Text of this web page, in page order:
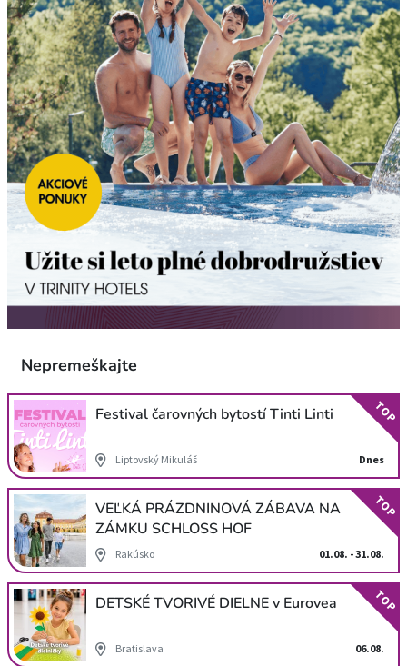
Nepremeškajte
Festival čarovných bytostí Tinti Linti
Liptovský Mikuláš Dnes
TOP
VEĽKÁ PRÁZDNINOVÁ ZÁBAVA NA
ZÁMKU SCHLOSS HOF
Rakúsko 01.08. - 31.08.
TOP
DETSKÉ TVORIVÉ DIELNE v Eurovea
Bratislava 06.08.
TOP